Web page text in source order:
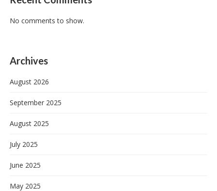
No comments to show.
Archives
August 2026
September 2025
August 2025
July 2025
June 2025
May 2025